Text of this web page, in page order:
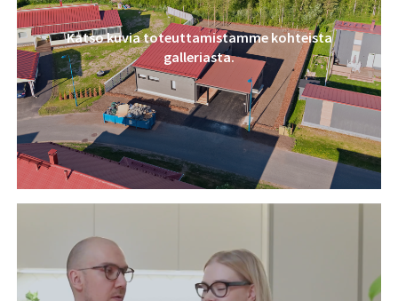
Katso kuvia toteuttamistamme kohteista
galleriasta.